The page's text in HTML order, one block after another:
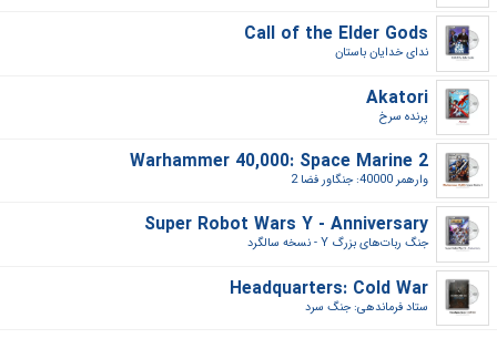
Call of the Elder Gods
ندای خدایان باستان‎
Akatori
پرنده سرخ‎
Warhammer 40,000: Space Marine 2
وارهمر 40000: جنگاور فضا 2‎
Super Robot Wars Y - Anniversary
جنگ ربات‌های بزرگ Y - نسخه سالگرد‎
Headquarters: Cold War
ستاد فرماندهی: جنگ سرد‎